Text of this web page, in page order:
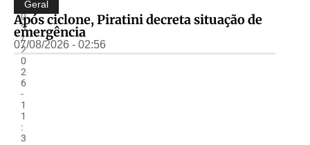
/
0
3
/
2
0
2
6
-
1
1
:
3
Geral
Após ciclone, Piratini decreta situação de
emergência
07/08/2026 - 02:56